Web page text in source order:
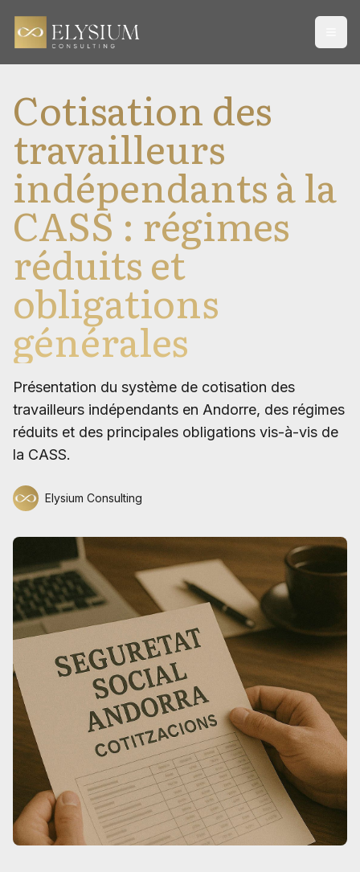
Cotisation des
travailleurs
indépendants à la
CASS : régimes
réduits et
obligations
générales
Présentation du système de cotisation des
travailleurs indépendants en Andorre, des régimes
réduits et des principales obligations vis-à-vis de
la CASS.
Elysium Consulting